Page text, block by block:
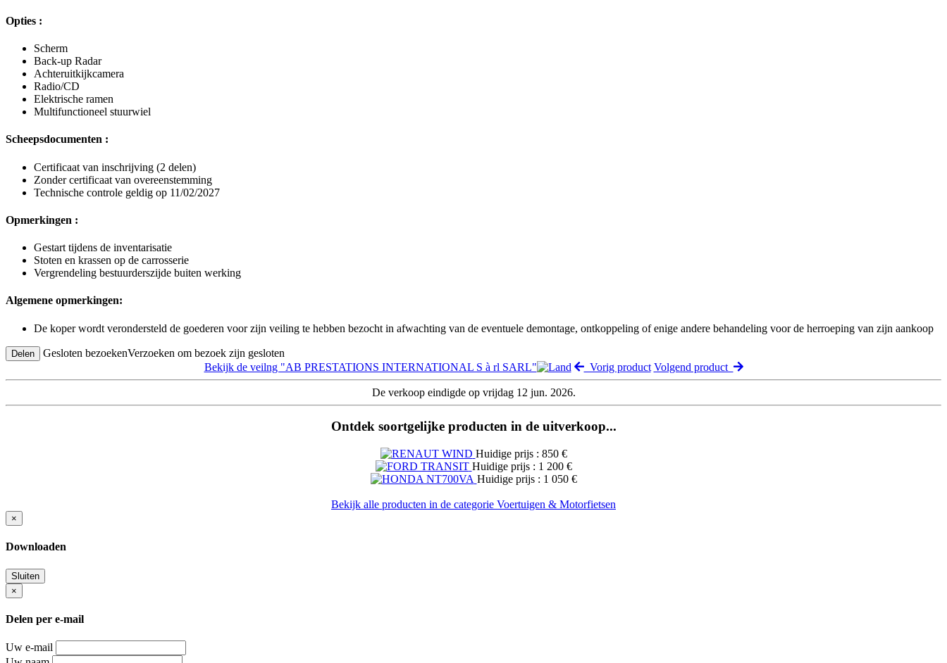
Opties :
Scherm
Back-up Radar
Achteruitkijkcamera
Radio/CD
Elektrische ramen
Multifunctioneel stuurwiel
Scheepsdocumenten :
Certificaat van inschrijving (2 delen)
Zonder certificaat van overeenstemming
Technische controle geldig op 11/02/2027
Opmerkingen :
Gestart tijdens de inventarisatie
Stoten en krassen op de carrosserie
Vergrendeling bestuurderszijde buiten werking
Algemene opmerkingen:
De koper wordt verondersteld de goederen voor zijn veiling te hebben bezocht in afwachting van de eventuele demontage, ontkoppeling of enige andere behandeling voor de herroeping van zijn aankoop
Delen Gesloten bezoekenVerzoeken om bezoek zijn gesloten
Bekijk de veilng "AB PRESTATIONS INTERNATIONAL S à rl SARL"
Vorig product Volgend product
De verkoop eindigde op vrijdag 12 jun. 2026.
Ontdek soortgelijke producten in de uitverkoop...
Huidige prijs : 850 €
Huidige prijs : 1 200 €
Huidige prijs : 1 050 €
Bekijk alle producten in de categorie Voertuigen & Motorfietsen
×
Downloaden
Sluiten
×
Delen per e-mail
Uw e-mail